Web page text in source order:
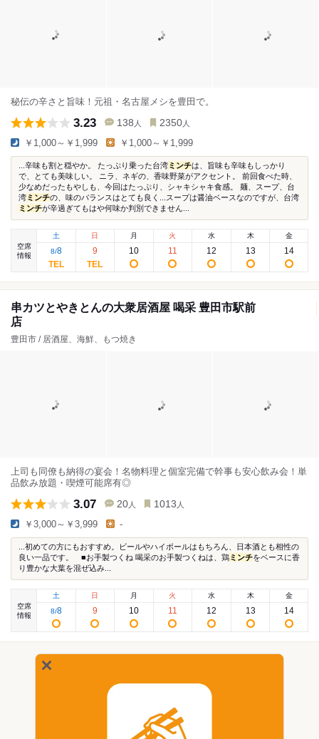
秘伝の辛さと旨味！元祖・名古屋メシを豊田で。
3.23 138 人 2350 人
￥1,000～￥1,999 ￥1,000～￥1,999
...辛味も割と穏やか。 たっぷり乗った台湾ミンチは、旨味も辛味もしっかり
で、とても美味しい。 ニラ、ネギの、香味野菜がアクセント。 前回食べた時、
少なめだったもやしも、今回はたっぷり、シャキシャキ食感。 麺、スープ、台
湾ミンチの、味のバランスはとても良く...スープは醤油ベースなのですが、台湾
ミンチが辛過ぎてもはや何味か判別できません...
空席
情報
土
8/8
日
9
月
10
火
11
水
12
木
13
金
14
串カツとやきとんの大衆居酒屋 喝采 豊田市駅前
店
豊田市 / 居酒屋、海鮮、もつ焼き
上司も同僚も納得の宴会！名物料理と個室完備で幹事も安心飲み会！単
品飲み放題・喫煙可能席有◎
3.07 20 人 1013 人
￥3,000～￥3,999 -
...初めての方にもおすすめ。ビールやハイボールはもちろん、日本酒とも相性の
良い一品です。 ■お手製つくね 喝采のお手製つくねは、鶏ミンチをベースに香
り豊かな大葉を混ぜ込み...
空席
情報
土
8/8
日
9
月
10
火
11
水
12
木
13
金
14